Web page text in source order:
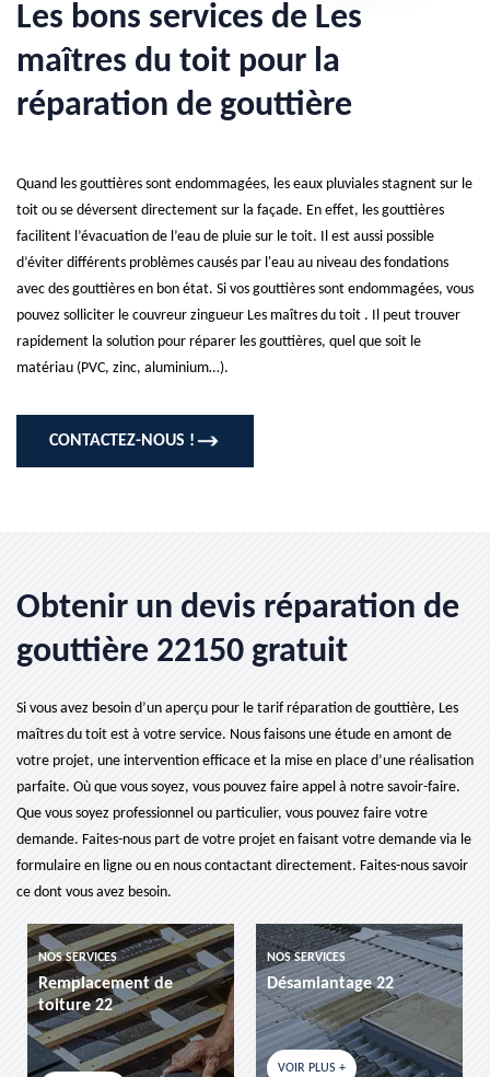
Les bons services de Les
maîtres du toit pour la
réparation de gouttière
Quand les gouttières sont endommagées, les eaux pluviales stagnent sur le
toit ou se déversent directement sur la façade. En effet, les gouttières
facilitent l’évacuation de l’eau de pluie sur le toit. Il est aussi possible
d’éviter différents problèmes causés par l'eau au niveau des fondations
avec des gouttières en bon état. Si vos gouttières sont endommagées, vous
pouvez solliciter le couvreur zingueur Les maîtres du toit . Il peut trouver
rapidement la solution pour réparer les gouttières, quel que soit le
matériau (PVC, zinc, aluminium…).
CONTACTEZ-NOUS !
Obtenir un devis réparation de
gouttière 22150 gratuit
Si vous avez besoin d’un aperçu pour le tarif réparation de gouttière, Les
maîtres du toit est à votre service. Nous faisons une étude en amont de
votre projet, une intervention efficace et la mise en place d’une réalisation
parfaite. Où que vous soyez, vous pouvez faire appel à notre savoir-faire.
Que vous soyez professionnel ou particulier, vous pouvez faire votre
demande. Faites-nous part de votre projet en faisant votre demande via le
formulaire en ligne ou en nous contactant directement. Faites-nous savoir
ce dont vous avez besoin.
SERVICES
de
22
NOS SERVICES
Désamiantage 22
VOIR PLUS +
NOS
VOIR